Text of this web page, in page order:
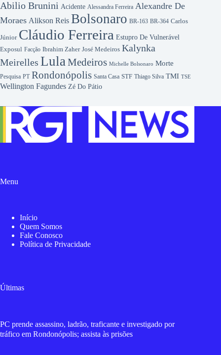
Abilio Brunini Acidente Alessandra Ferreira Alexandre De
Moraes Alikson Reis Bolsonaro BR-163 BR-364 Carlos
Júnior Cláudio Ferreira Estupro De Vulnerável
Exposul Facção Ibrahim Zaher José Medeiros Kalynka
Meirelles LulaMedeiros Michelle Bolsonaro Morte
Pesquisa PT Rondonópolis Santa Casa STF Thiago Silva TMI TSE
Wellington Fagundes Zé Do Pátio
Menu
Início
Quem Somos
Fale Conosco
Política de Privacidade
Últimas
PC prende assassino, ladrão, traficante e investigado por
tráfico em Rondonópolis; assista às prisões